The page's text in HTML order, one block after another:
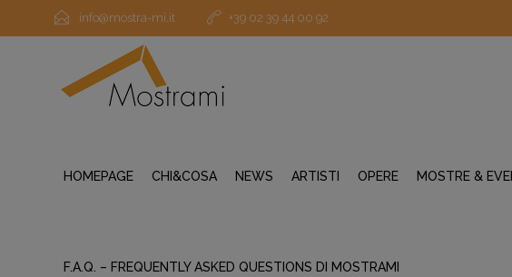
info@mostra-mi.it +39 02 39 44 00 92
HOMEPAGE CHI&COSA NEWS ARTISTI OPERE MOSTRE &
F.A.Q. – FREQUENTLY ASKED QUESTIONS DI MOSTRAMI